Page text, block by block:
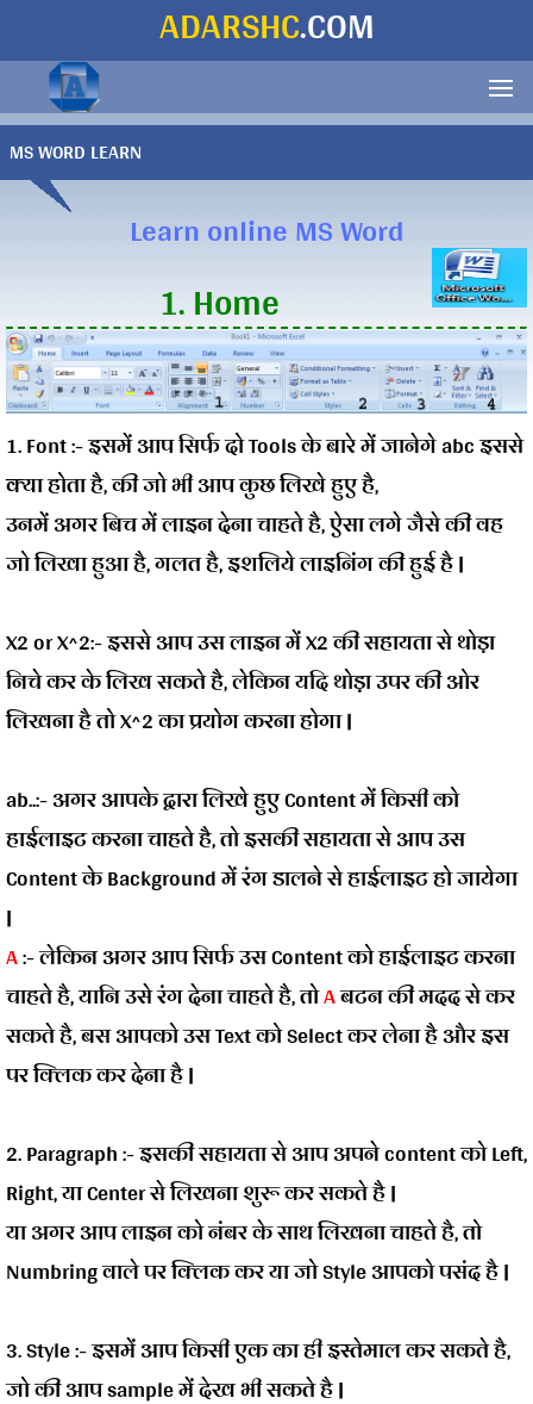
ADARSHC.COM
MS WORD LEARN
Learn online MS Word
1. Home
1. Font :-इसमें आप सिर्फ दो Tools के बारे में जानेगेabcइससे
क्या होता है, की जो भी आप कुछ लिखे हुए है,
उनमें अगर बिच में लाइन देना चाहते है, ऐसा लगे जैसे की वह
जो लिखा हुआ है, गलत है, इशलिये लाइनिंग की हुई है |
X2 or X^2:-इससे आप उस लाइन में X2 की सहायता से थोड़ा
निचे कर के लिख सकते है, लेकिन यदि थोड़ा उपर की ओर
लिखना है तो X^2 का प्रयोग करना होगा |
ab..:-अगर आपके द्वारा लिखे हुए Content में किसी को
हाईलाइट करना चाहते है, तो इसकी सहायता से आप उस
Content के Background में रंग डालने से हाईलाइट हो जायेगा
|
A:-लेकिन अगर आप सिर्फ उस Content को हाईलाइट करना
चाहते है, यानि उसे रंग देना चाहते है, तोAबटन की मदद से कर
सकते है, बस आपको उस Text को Select कर लेना है और इस
पर क्लिक कर देना है |
2. Paragraph :-इसकी सहायता से आप अपने content को Left,
Right, या Center से लिखना शुरू कर सकते है |
या अगर आप लाइन को नंबर के साथ लिखना चाहते है, तो
Numbring वाले पर क्लिक कर या जो Style आपको पसंद है |
3. Style :-इसमें आप किसी एक का ही इस्तेमाल कर सकते है,
जो की आप sample में देख भी सकते है |